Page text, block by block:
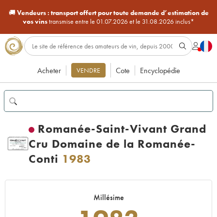
🚚Vendeurs : transport offert pour toute demande d’estimation de
vos vinstransmise entre le 01.07.2026 et le 31.08.2026 inclus*
Acheter VENDRE Cote Encyclopédie
Romanée-Saint-Vivant Grand
Cru Domaine de la Romanée-
Conti 1983
Millésime